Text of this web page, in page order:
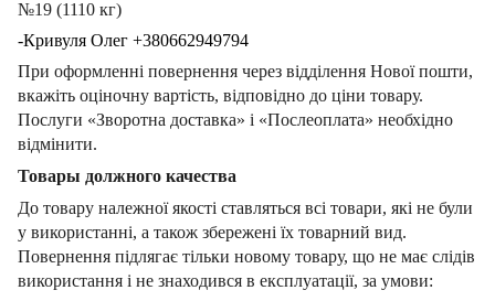
№19 (1110 кг)
-Кривуля Олег +380662949794
При оформленні повернення через відділення Нової пошти,
вкажіть оціночну вартість, відповідно до ціни товару.
Послуги «Зворотна доставка» і «Послеоплата» необхідно
відмінити.
Товары должного качества
До товару належної якості ставляться всі товари, які не були
у використанні, а також збережені їх товарний вид.
Повернення підлягає тільки новому товару, що не має слідів
використання і не знаходився в експлуатації, за умови: